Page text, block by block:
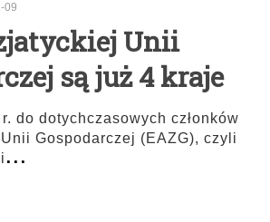
09
Unii
są już 4 kraje
do dotychczasowych członków
Gospodarczej (EAZG), czyli
...